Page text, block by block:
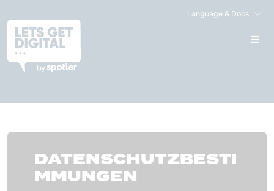
Language & Docs
DATENSCHUTZBESTI
MMUNGEN